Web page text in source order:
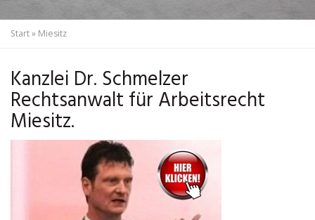
Start» Miesitz
Kanzlei Dr. Schmelzer
Rechtsanwalt für Arbeitsrecht
Miesitz.